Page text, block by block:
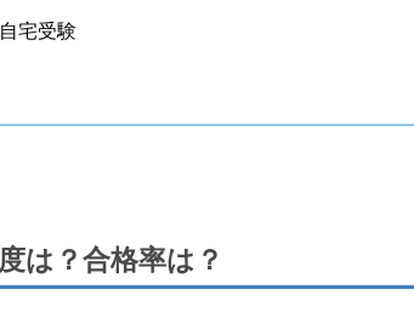
宅受験
は？合格率は？